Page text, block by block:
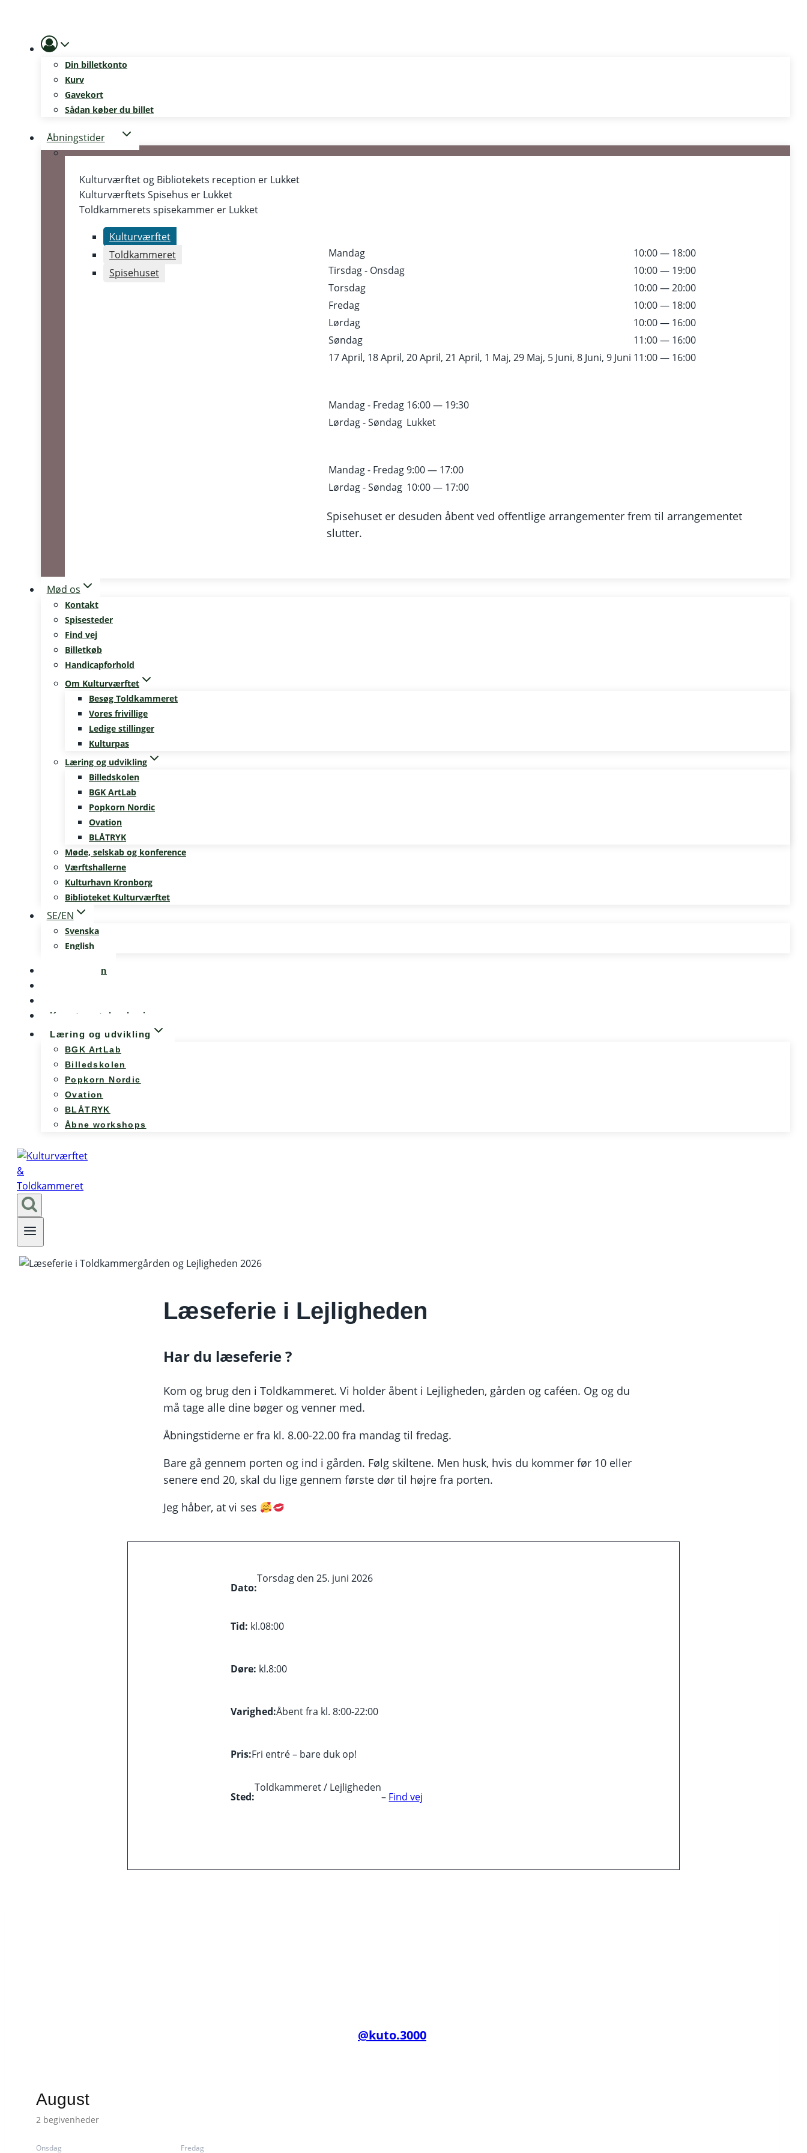
Din billetkonto
Kurv
Gavekort
Sådan køber du billet
Åbningstider
Kulturværftet og Bibliotekets reception er Lukket
Kulturværftets Spisehus er Lukket
Toldkammerets spisekammer er Lukket
Kulturværftet
Toldkammeret
Spisehuset
Mandag
10:00 — 18:00
Tirsdag - Onsdag
10:00 — 19:00
Torsdag
10:00 — 20:00
Fredag
10:00 — 18:00
Lørdag
10:00 — 16:00
Søndag
11:00 — 16:00
17 April, 18 April, 20 April, 21 April, 1 Maj, 29 Maj, 5 Juni, 8 Juni, 9 Juni 11:00 — 16:00
Mandag - Fredag 16:00 — 19:30
Lørdag - Søndag Lukket
Mandag - Fredag9:00 — 17:00
Lørdag - Søndag 10:00 — 17:00
Spisehuset er desuden åbent ved offentlige arrangementer frem til arrangementet
slutter.
Mød os
Kontakt
Spisesteder
Find vej
Billetkøb
Handicapforhold
Om Kulturværftet
Besøg Toldkammeret
Vores frivillige
Ledige stillinger
Kulturpas
Læring og udvikling
Billedskolen
BGK ArtLab
Popkorn Nordic
Ovation
BLÅTRYK
Møde, selskab og konference
Værftshallerne
Kulturhavn Kronborg
Biblioteket Kulturværftet
SE/EN
Svenska
English
Kalenderen
Kunst og teknologi
Læring og udvikling
BGK ArtLab
Billedskolen
Popkorn Nordic
Ovation
BLÅTRYK
Åbne workshops
Læseferie i Lejligheden
Har du læseferie ?
Kom og brug den i Toldkammeret. Vi holder åbent i Lejligheden, gården og caféen. Og og du
må tage alle dine bøger og venner med.
Åbningstiderne er fra kl. 8.00-22.00 fra mandag til fredag.
Bare gå gennem porten og ind i gården. Følg skiltene. Men husk, hvis du kommer før 10 eller
senere end 20, skal du lige gennem første dør til højre fra porten.
Jeg håber, at vi ses
Dato:
Torsdag den 25. juni 2026
Tid: kl.08:00
Døre: kl.8:00
Varighed:Åbent fra kl. 8:00-22:00
Pris:Fri entré – bare duk op!
Sted:
Toldkammeret / Lejligheden
– Find vej
@kuto.3000